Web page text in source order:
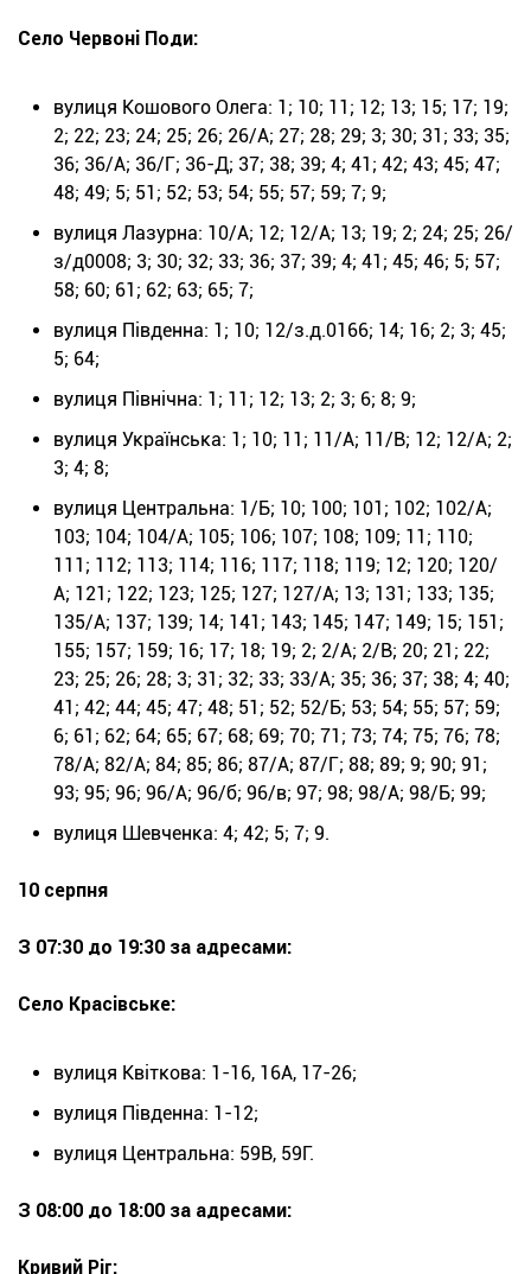
Село Червоні Поди:
вулиця Кошового Олега: 1; 10; 11; 12; 13; 15; 17; 19;
2; 22; 23; 24; 25; 26; 26/А; 27; 28; 29; 3; 30; 31; 33; 35;
36; 36/А; 36/Г; 36-Д; 37; 38; 39; 4; 41; 42; 43; 45; 47;
48; 49; 5; 51; 52; 53; 54; 55; 57; 59; 7; 9;
вулиця Лазурна: 10/А; 12; 12/А; 13; 19; 2; 24; 25; 26/
з/д0008; 3; 30; 32; 33; 36; 37; 39; 4; 41; 45; 46; 5; 57;
58; 60; 61; 62; 63; 65; 7;
вулиця Південна: 1; 10; 12/з.д.0166; 14; 16; 2; 3; 45;
5; 64;
вулиця Північна: 1; 11; 12; 13; 2; 3; 6; 8; 9;
вулиця Українська: 1; 10; 11; 11/А; 11/В; 12; 12/А; 2;
3; 4; 8;
вулиця Центральна: 1/Б; 10; 100; 101; 102; 102/А;
103; 104; 104/А; 105; 106; 107; 108; 109; 11; 110;
111; 112; 113; 114; 116; 117; 118; 119; 12; 120; 120/
А; 121; 122; 123; 125; 127; 127/А; 13; 131; 133; 135;
135/А; 137; 139; 14; 141; 143; 145; 147; 149; 15; 151;
155; 157; 159; 16; 17; 18; 19; 2; 2/А; 2/В; 20; 21; 22;
23; 25; 26; 28; 3; 31; 32; 33; 33/А; 35; 36; 37; 38; 4; 40;
41; 42; 44; 45; 47; 48; 51; 52; 52/Б; 53; 54; 55; 57; 59;
6; 61; 62; 64; 65; 67; 68; 69; 70; 71; 73; 74; 75; 76; 78;
78/А; 82/А; 84; 85; 86; 87/А; 87/Г; 88; 89; 9; 90; 91;
93; 95; 96; 96/А; 96/б; 96/в; 97; 98; 98/А; 98/Б; 99;
вулиця Шевченка: 4; 42; 5; 7; 9.
10 серпня
З 07:30 до 19:30 за адресами:
Село Красівське:
вулиця Квіткова: 1-16, 16А, 17-26;
вулиця Південна: 1-12;
вулиця Центральна: 59В, 59Г.
З 08:00 до 18:00 за адресами:
Кривий Ріг: